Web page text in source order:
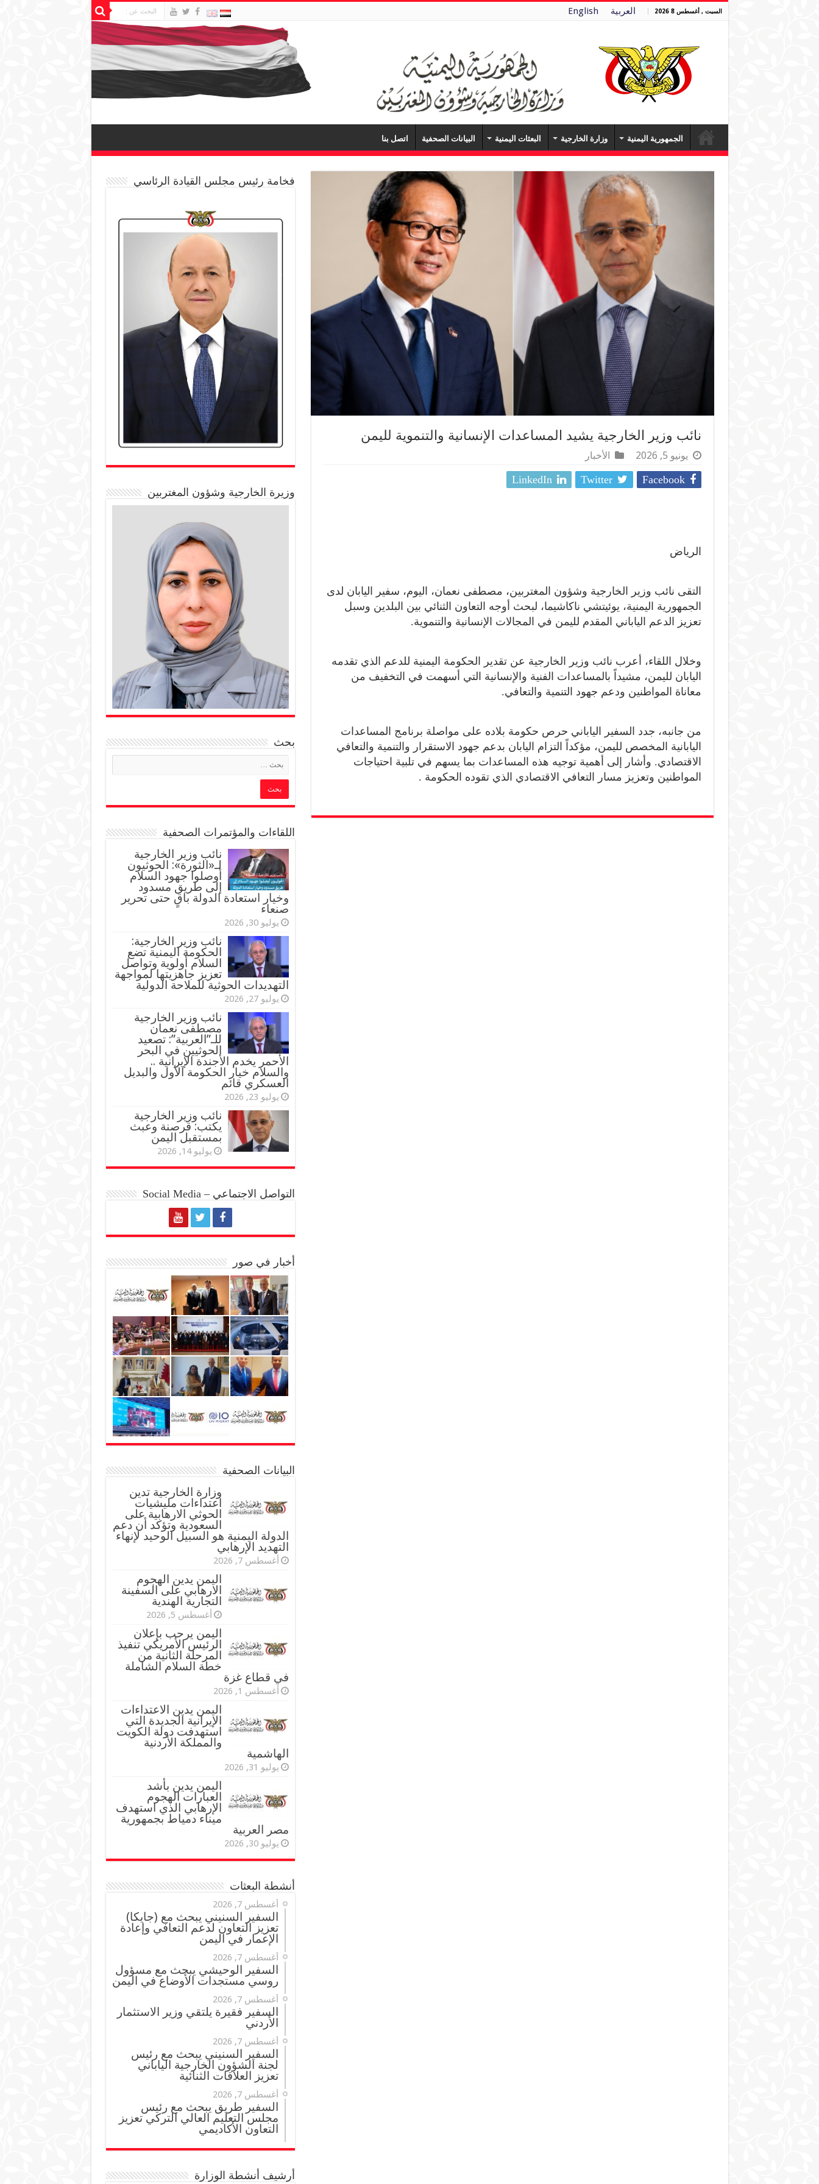
السبت , أغسطس 8 2026 العربية English
الجمهورية اليمنية وزارة الخارجية البعثات اليمنية البيانات الصحفية اتصل بنا
نائب وزير الخارجية يشيد المساعدات الإنسانية والتنموية لليمن
يونيو 5, 2026 الأخبار
Facebook
Twitter
LinkedIn
الرياض
التقى نائب وزير الخارجية وشؤون المغتربين، مصطفى نعمان، اليوم، سفير اليابان لدى
الجمهورية اليمنية، يوئيتشي ناكاشيما، لبحث أوجه التعاون الثنائي بين البلدين وسبل
تعزيز الدعم الياباني المقدم لليمن في المجالات الإنسانية والتنموية.
وخلال اللقاء، أعرب نائب وزير الخارجية عن تقدير الحكومة اليمنية للدعم الذي تقدمه
اليابان لليمن، مشيداً بالمساعدات الفنية والإنسانية التي أسهمت في التخفيف من
معاناة المواطنين ودعم جهود التنمية والتعافي.
من جانبه، جدد السفير الياباني حرص حكومة بلاده على مواصلة برنامج المساعدات
اليابانية المخصص لليمن، مؤكداً التزام اليابان بدعم جهود الاستقرار والتنمية والتعافي
الاقتصادي. وأشار إلى أهمية توجيه هذه المساعدات بما يسهم في تلبية احتياجات
المواطنين وتعزيز مسار التعافي الاقتصادي الذي تقوده الحكومة .
فخامة رئيس مجلس القيادة الرئاسي
وزيرة الخارجية وشؤون المغتربين
بحث
اللقاءات والمؤتمرات الصحفية
‏نائب وزير الخارجية
لـ«الثورة»: الحوثيون
أوصلوا جهود السلام
إلى طريق مسدود
وخيار استعادة الدولة باقٍ حتى تحرير
صنعاء
يوليو 30, 2026
نائب وزير الخارجية:
الحكومة اليمنية تضع
السلام أولوية وتواصل
تعزيز جاهزيتها لمواجهة
التهديدات الحوثية للملاحة الدولية
يوليو 27, 2026
نائب وزير الخارجية
مصطفى نعمان
للـ”العربية”: تصعيد
الحوثيين في البحر
الأحمر يخدم الأجندة الإيرانية ..
والسلام خيار الحكومة الأول والبديل
العسكري قائم
يوليو 23, 2026
نائب وزير الخارجية
يكتب: قرصنة وعبث
بمستقبل اليمن
يوليو 14, 2026
التواصل الاجتماعي – Social Media
أخبار في صور
البيانات الصحفية
وزارة الخارجية تدين
اعتداءات مليشيات
الحوثي الارهابية على
السعودية وتؤكد أن دعم
الدولة اليمنية هو السبيل الوحيد لإنهاء
التهديد الإرهابي
أغسطس 7, 2026
اليمن يدين الهجوم
الارهابي على السفينة
التجارية الهندية
أغسطس 5, 2026
اليمن يرحب بإعلان
الرئيس الأمريكي تنفيذ
المرحلة الثانية من
خطة السلام الشاملة
في قطاع غزة
أغسطس 1, 2026
اليمن يدين الاعتداءات
الإيرانية الجديدة التي
استهدفت دولة الكويت
والمملكة الأردنية
الهاشمية
يوليو 31, 2026
اليمن يدين بأشد
العبارات الهجوم
الإرهابي الذي استهدف
ميناء دمياط بجمهورية
مصر العربية
يوليو 30, 2026
أنشطة البعثات
أغسطس 7, 2026
السفير السنيني يبحث مع (جايكا)
تعزيز التعاون لدعم التعافي وإعادة
الإعمار في اليمن
أغسطس 7, 2026
السفير الوحيشي يبحث مع مسؤول
روسي مستجدات الأوضاع في اليمن
أغسطس 7, 2026
السفير فقيرة يلتقي وزير الاستثمار
الأردني
أغسطس 7, 2026
السفير السنيني يبحث مع رئيس
لجنة الشؤون الخارجية الياباني
تعزيز العلاقات الثنائية
أغسطس 7, 2026
السفير طريق يبحث مع رئيس
مجلس التعليم العالي التركي تعزيز
التعاون الأكاديمي
أرشيف أنشطة الوزارة